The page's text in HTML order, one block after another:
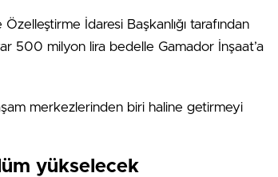
İdaresi Başkanlığı tarafından
500 milyon lira bedelle Gamador İnşaat’a
merkezlerinden biri haline getirmeyi
yükselecek